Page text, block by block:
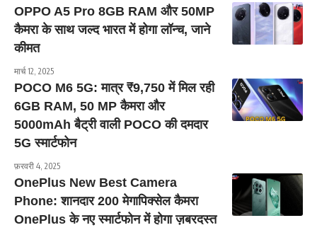
OPPO A5 Pro 8GB RAM और 50MP
कैमरा के साथ जल्द भारत में होगा लॉन्च, जाने
कीमत
मार्च 12, 2025
POCO M6 5G: मात्र ₹9,750 में मिल रही
6GB RAM, 50 MP कैमरा और
5000mAh बैट्री वाली POCO की दमदार
5G स्मार्टफोन
फ़रवरी 4, 2025
OnePlus New Best Camera
Phone: शानदार 200 मेगापिक्सेल कैमरा
OnePlus के नए स्मार्टफोन में होगा ज़बरदस्त